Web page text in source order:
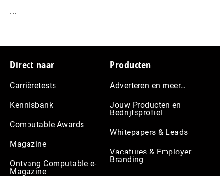
...
Footer
Direct naar
Carrièretests
Kennisbank
Computable Awards
Magazine
Ontvang Computable e-
Magazine
Producten
Adverteren en meer…
Jouw Producten en
Bedrijfsprofiel
Whitepapers & Leads
Vacatures & Employer
Branding